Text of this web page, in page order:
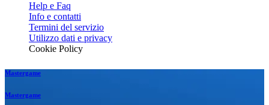
Help e Faq
Info e contatti
Termini del servizio
Utilizzo dati e privacy
Cookie Policy
Mastergame
Mastergame